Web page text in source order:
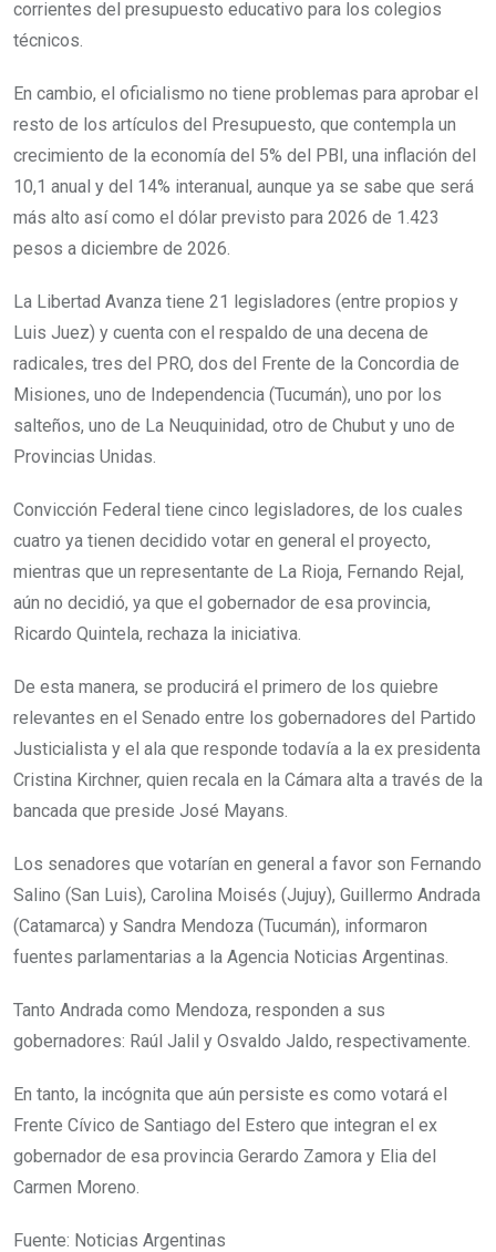
corrientes del presupuesto educativo para los colegios
técnicos.
En cambio, el oficialismo no tiene problemas para aprobar el
resto de los artículos del Presupuesto, que contempla un
crecimiento de la economía del 5% del PBI, una inflación del
10,1 anual y del 14% interanual, aunque ya se sabe que será
más alto así como el dólar previsto para 2026 de 1.423
pesos a diciembre de 2026.
La Libertad Avanza tiene 21 legisladores (entre propios y
Luis Juez) y cuenta con el respaldo de una decena de
radicales, tres del PRO, dos del Frente de la Concordia de
Misiones, uno de Independencia (Tucumán), uno por los
salteños, uno de La Neuquinidad, otro de Chubut y uno de
Provincias Unidas.
Convicción Federal tiene cinco legisladores, de los cuales
cuatro ya tienen decidido votar en general el proyecto,
mientras que un representante de La Rioja, Fernando Rejal,
aún no decidió, ya que el gobernador de esa provincia,
Ricardo Quintela, rechaza la iniciativa.
De esta manera, se producirá el primero de los quiebre
relevantes en el Senado entre los gobernadores del Partido
Justicialista y el ala que responde todavía a la ex presidenta
Cristina Kirchner, quien recala en la Cámara alta a través de la
bancada que preside José Mayans.
Los senadores que votarían en general a favor son Fernando
Salino (San Luis), Carolina Moisés (Jujuy), Guillermo Andrada
(Catamarca) y Sandra Mendoza (Tucumán), informaron
fuentes parlamentarias a la Agencia Noticias Argentinas.
Tanto Andrada como Mendoza, responden a sus
gobernadores: Raúl Jalil y Osvaldo Jaldo, respectivamente.
En tanto, la incógnita que aún persiste es como votará el
Frente Cívico de Santiago del Estero que integran el ex
gobernador de esa provincia Gerardo Zamora y Elia del
Carmen Moreno.
Fuente: Noticias Argentinas